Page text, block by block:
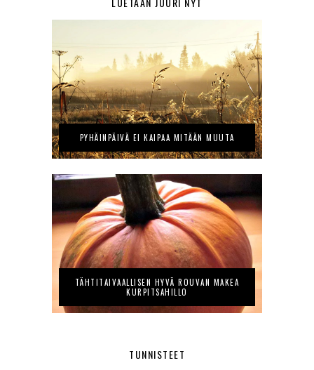
PYHÄINPÄIVÄ EI KAIPAA MITÄÄN MUUTA
TÄHTITAIVAALLISEN HYVÄ ROUVAN MAKEA
KURPITSAHILLO
TUNNISTEET